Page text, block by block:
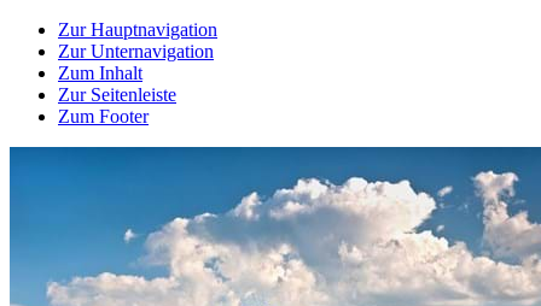
Zur Hauptnavigation
Zur Unternavigation
Zum Inhalt
Zur Seitenleiste
Zum Footer